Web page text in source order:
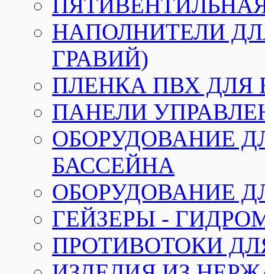
НАПОЛНИТЕЛИ
ГРАВИЙ)
ПЛЕНКА ПВХ ДЛЯ
ПАНЕЛИ
ОБОРУДОВАНИЕ
БАССЕЙНА
ОБОРУДОВАНИЕ
ГЕЙЗЕРЫ -
ПРОТИВОТОКИ